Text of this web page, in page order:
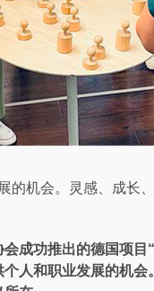
的机会。灵感、成
成功推出的德国项目
人和职业发展的机